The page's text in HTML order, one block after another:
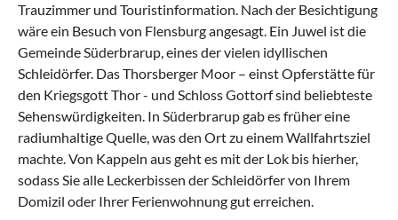
Trauzimmer und Touristinformation. Nach der Besichtigung
wäre ein Besuch von Flensburg angesagt. Ein Juwel ist die
Gemeinde Süderbrarup, eines der vielen idyllischen
Schleidörfer. Das Thorsberger Moor – einst Opferstätte für
den Kriegsgott Thor - und Schloss Gottorf sind beliebteste
Sehenswürdigkeiten. In Süderbrarupgab es früher eine
radiumhaltige Quelle, was den Ort zu einem Wallfahrtsziel
machte. Von Kappeln aus geht es mit der Lok bis hierher,
sodass Sie alle Leckerbissen der Schleidörfer von Ihrem
Domizil oder Ihrer Ferienwohnung gut erreichen.